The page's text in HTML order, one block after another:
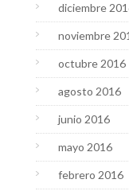
diciembre
noviembre
octubre 2016
agosto 2016
junio 2016
mayo 2016
febrero 2016